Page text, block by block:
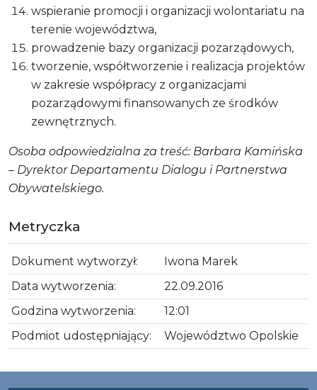
wspieranie promocji i organizacji wolontariatu na
terenie województwa,
prowadzenie bazy organizacji pozarządowych,
tworzenie, współtworzenie i realizacja projektów
w zakresie współpracy z organizacjami
pozarządowymi finansowanych ze środków
zewnętrznych.
Osoba odpowiedzialna za treść: Barbara Kamińska
– Dyrektor Departamentu Dialogu i Partnerstwa
Obywatelskiego.
Metryczka
Dokument wytworzył:
Iwona Marek
Data wytworzenia:
22.09.2016
Godzina wytworzenia:
12:01
Podmiot udostępniający:
Województwo Opolskie